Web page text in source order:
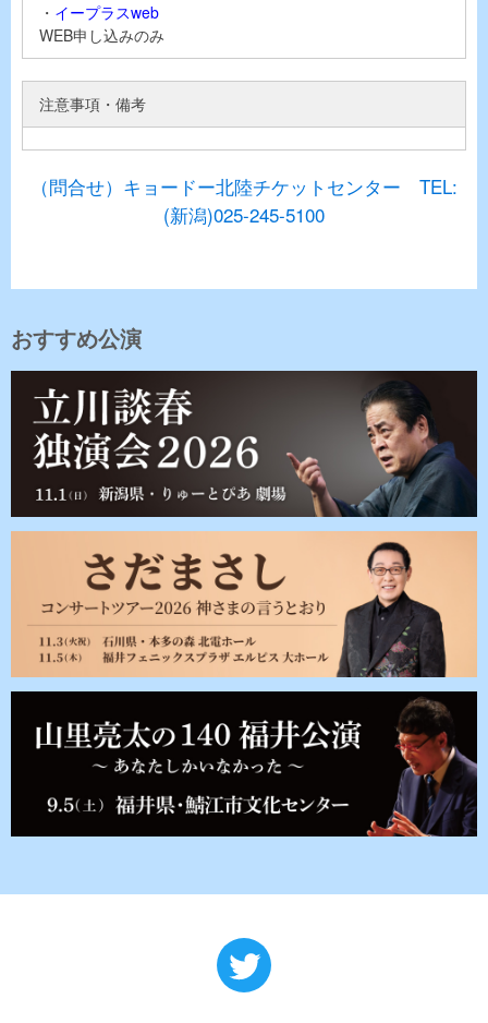
・ イープラスweb
WEB申し込みのみ
注意事項・備考
（問合せ）キョードー北陸チケットセンター TEL:
(新潟)025-245-5100
おすすめ公演